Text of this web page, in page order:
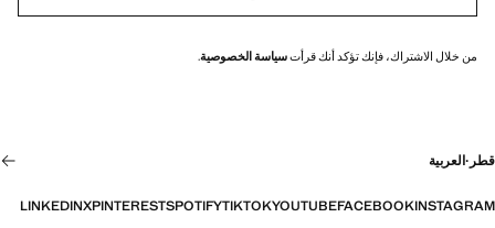
من خلال الاشتراك، فإنك تؤكد أنك قرأتسياسة الخصوصية.
قطر ·العربية
INSTAGRAM
FACEBOOK
YOUTUBE
TIKTOK
SPOTIFY
PINTEREST
X
LINKEDIN